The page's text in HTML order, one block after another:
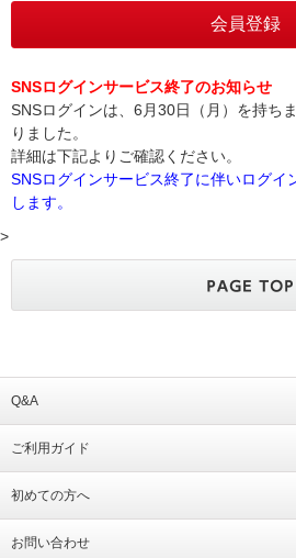
SNSログインサービス終了のお知らせ
SNSログインは、6月30日（月）を持ち
りました。
詳細は下記よりご確認ください。
SNSログインサービス終了に伴いログイ
します。
>
Q&A
ご利用ガイド
初めての方へ
お問い合わせ